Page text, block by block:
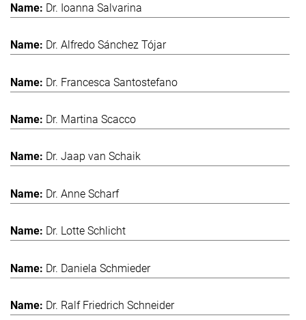
Dr. Ioanna Salvarina
Dr. Alfredo Sánchez Tójar
Dr. Francesca Santostefano
Dr. Martina Scacco
Dr. Jaap van Schaik
Dr. Anne Scharf
Dr. Lotte Schlicht
Dr. Daniela Schmieder
Dr. Ralf Friedrich Schneider